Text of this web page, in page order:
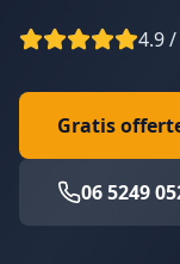
4.9
Gratis
06 5249